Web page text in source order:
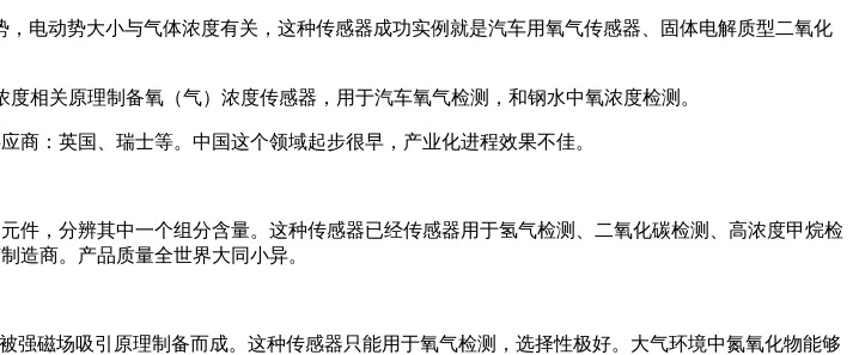
电动势大小与气体浓度有关，这种传感器成功实例就是汽车用氧气传感器、固体电解质型二氧化
相关原理制备氧（气）浓度传感器，用于汽车氧气检测，和钢水中氧浓度检测。
供应商：英国、瑞士等。中国这个领域起步很早，产业化进程效果不佳。
，分辨其中一个组分含量。这种传感器已经传感器用于氢气检测、二氧化碳检测、高浓度甲烷检
造商。产品质量全世界大同小异。
磁场吸引原理制备而成。这种传感器只能用于氧气检测，选择性极好。大气环境中氮氧化物能够